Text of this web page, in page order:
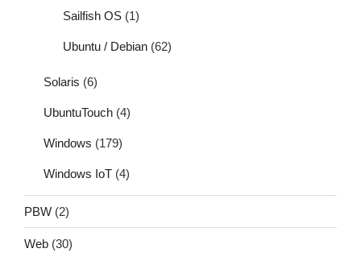
Sailfish OS (1)
Ubuntu / Debian (62)
Solaris (6)
UbuntuTouch (4)
Windows (179)
Windows IoT (4)
PBW (2)
Web (30)